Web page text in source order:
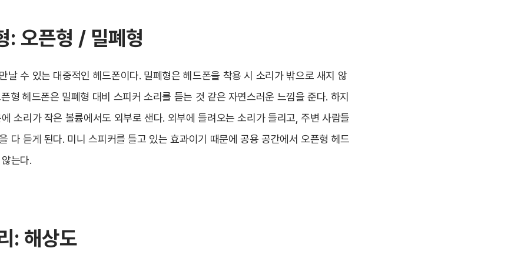
: 오픈형 / 밀폐형
날 수 있는 대중적인 헤드폰이다. 밀폐형은 헤드폰을 착용 시 소리가 밖으로 새지 않
형 헤드폰은 밀폐형 대비 스피커 소리를 듣는 것 같은 자연스러운 느낌을 준다. 하지
소리가 작은 볼륨에서도 외부로 샌다. 외부에 들려오는 소리가 들리고, 주변 사람들
다 듣게 된다. 미니 스피커를 틀고 있는 효과이기 때문에 공용 공간에서 오픈형 헤드
는다.
: 해상도